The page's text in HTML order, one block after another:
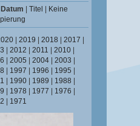
Datum Titel
Keine
2019 2018 2017
2012 2011 2010
2005 2004 2003
1997 1996 1995
1990 1989 1988
1978 1977 1976
1971